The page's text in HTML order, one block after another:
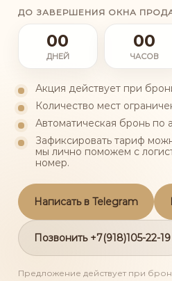
ДО ЗАВЕРШЕНИЯ ОКНА
00
ДНЕЙ
00
ЧАСОВ
Акция действует при
Количество мест
Автоматическая бронь по
Зафиксировать тариф
мы лично поможем с
номер.
Написать в Telegram
Позвонить +7(918)105-22-19
Предложение действует при
Газожидкостный
ПИЛИНГ